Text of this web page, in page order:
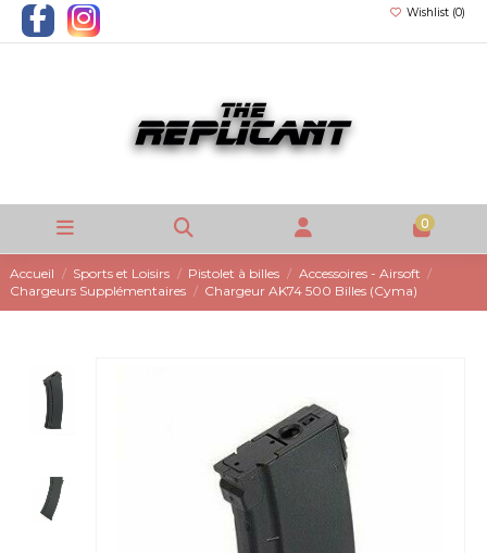
Wishlist (0)
0
Accueil Sports et Loisirs Pistolet à billes
Accessoires - Airsoft
Chargeurs Supplémentaires
Chargeur AK74 500 Billes (Cyma)